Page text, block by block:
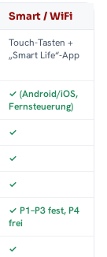
Smart / WiFi
Touch-Tasten +
„Smart Life“-App
✓ (Android/iOS,
Fernsteuerung)
✓
✓
✓
✓ P1–P3 fest, P4
frei
✓